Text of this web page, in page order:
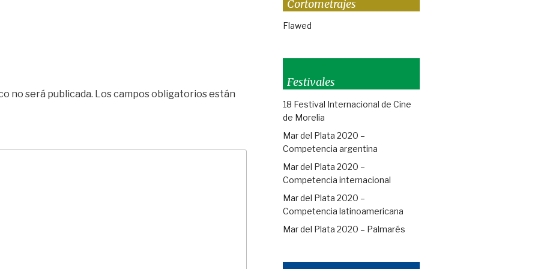
no será publicada. Los campos obligatorios están
Cortometrajes
Flawed
Festivales
18 Festival Internacional de Cine
de Morelia
Mar del Plata 2020 –
Competencia argentina
Mar del Plata 2020 –
Competencia internacional
Mar del Plata 2020 –
Competencia latinoamericana
Mar del Plata 2020 – Palmarés